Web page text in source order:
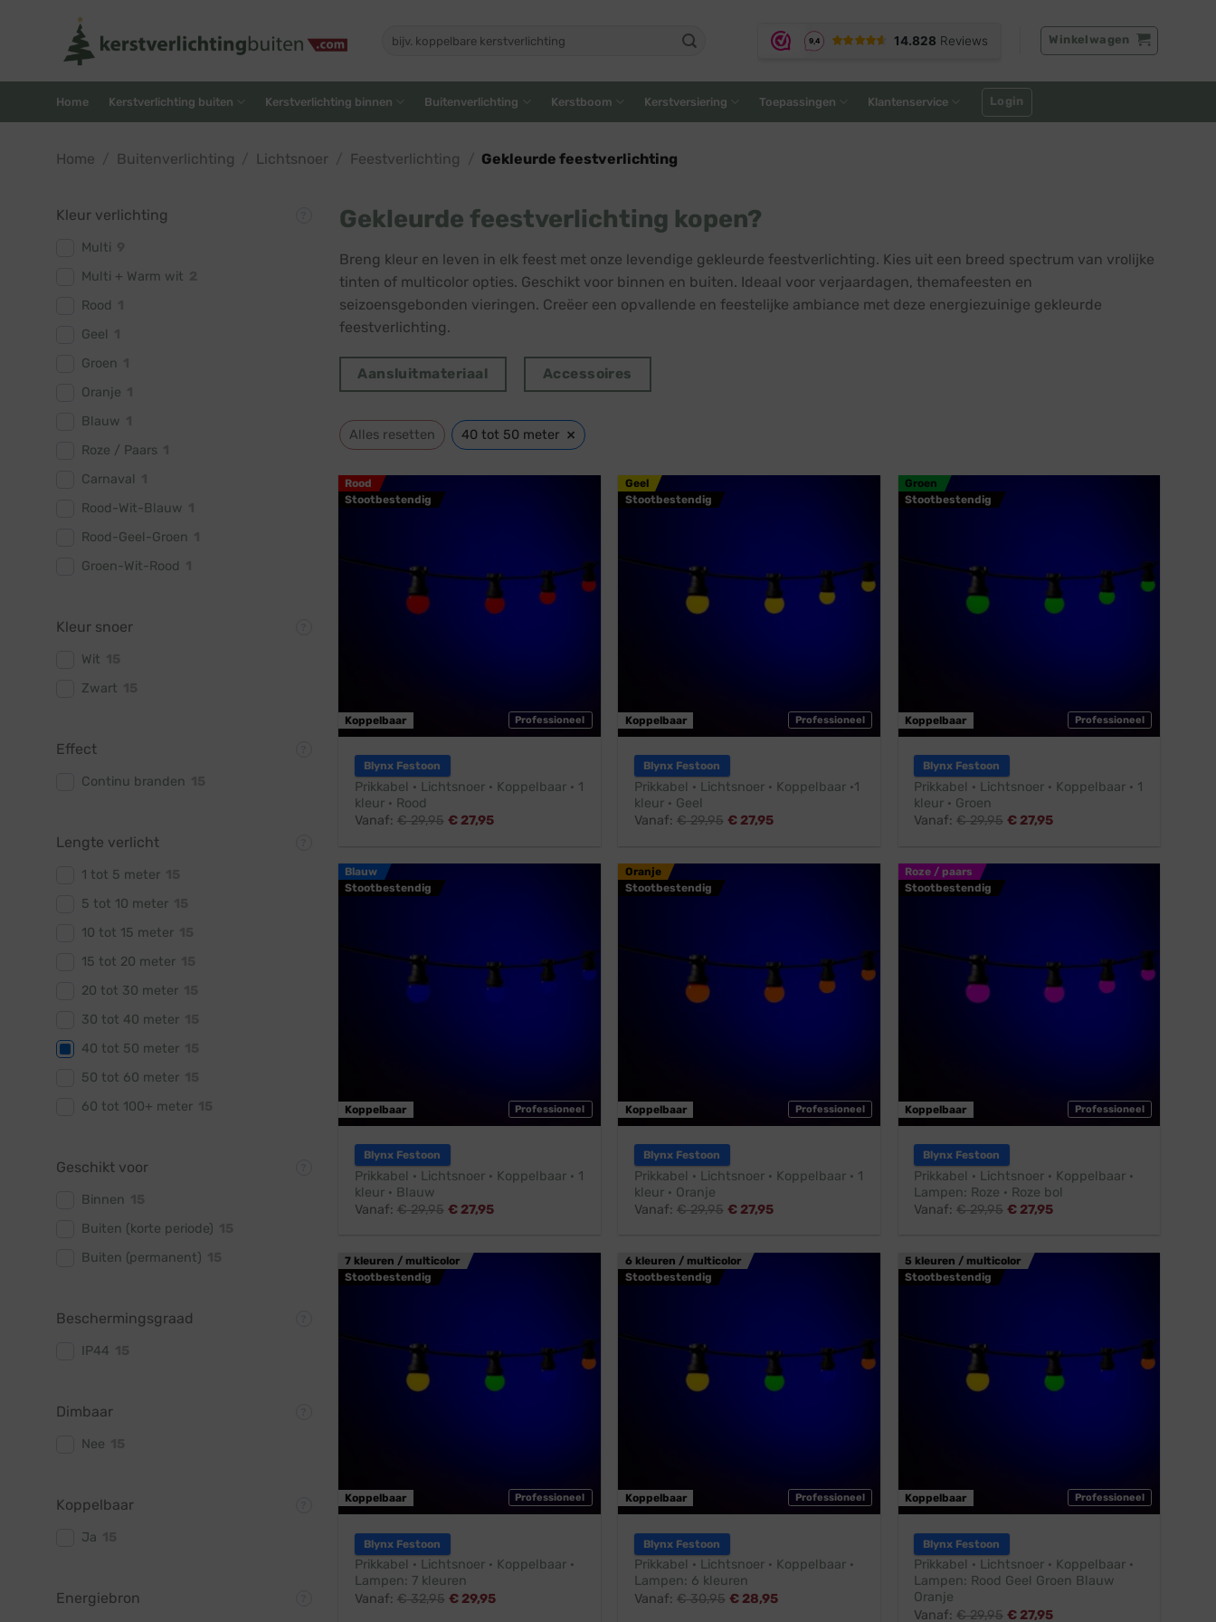
naar:
Winkelwagen
Home Kerstverlichting buiten Kerstverlichting binnen Buitenverlichting Kerstboom Kerstversiering Toepassingen Klantenservice Login
Home Buitenverlichting Lichtsnoer Feestverlichting Gekleurde feestverlichting
Kleur verlichting
Multi
Multi + Warm wit
Rood
Geel
Groen
Oranje
Blauw
Roze / Paars
Carnaval
Rood-Wit-Blauw
Rood-Geel-Groen
Groen-Wit-Rood
Kleur snoer
Wit
Zwart
Effect
Continu branden
Lengte verlicht
1 tot 5 meter
5 tot 10 meter
10 tot 15 meter
15 tot 20 meter
20 tot 30 meter
30 tot 40 meter
40 tot 50 meter
50 tot 60 meter
60 tot 100+ meter
Geschikt voor
Binnen
Buiten (korte periode)
Buiten (permanent)
Beschermingsgraad
IP44
Dimbaar
Nee
Koppelbaar
Ja
Energiebron
Gekleurde feestverlichting kopen?
Breng kleur en leven in elk feest met onze levendige gekleurde feestverlichting. Kies uit een breed spectrum van vrolijke
tinten of multicolor opties. Geschikt voor binnen en buiten. Ideaal voor verjaardagen, themafeesten en
seizoensgebonden vieringen. Creëer een opvallende en feestelijke ambiance met deze energiezuinige gekleurde
feestverlichting.
Aansluitmateriaal Accessoires
Alles resetten 40 tot 50 meter ×
Rood
Stootbestendig
Professioneel
Koppelbaar
Blynx Festoon
Prikkabel · Lichtsnoer · Koppelbaar · 1
kleur · Rood
Vanaf: €29,95 €27,95
Geel
Stootbestendig
Professioneel
Koppelbaar
Blynx Festoon
Prikkabel · Lichtsnoer · Koppelbaar ·1
kleur · Geel
Vanaf: €29,95 € 27,95
Groen
Stootbestendig
Professioneel
Koppelbaar
Blynx Festoon
Prikkabel · Lichtsnoer · Koppelbaar · 1
kleur · Groen
Vanaf: €29,95 € 27,95
Blauw
Stootbestendig
Professioneel
Koppelbaar
Blynx Festoon
Prikkabel · Lichtsnoer · Koppelbaar · 1
kleur · Blauw
Vanaf: €29,95 €27,95
Oranje
Stootbestendig
Professioneel
Koppelbaar
Blynx Festoon
Prikkabel · Lichtsnoer · Koppelbaar · 1
kleur · Oranje
Vanaf: €29,95 € 27,95
Roze / paars
Stootbestendig
Professioneel
Koppelbaar
Blynx Festoon
Prikkabel · Lichtsnoer · Koppelbaar ·
Lampen: Roze · Roze bol
Vanaf: €29,95 € 27,95
7 kleuren / multicolor
Stootbestendig
Professioneel
Koppelbaar
Blynx Festoon
Prikkabel · Lichtsnoer · Koppelbaar ·
Lampen: 7 kleuren
Vanaf: €32,95 €29,95
6 kleuren / multicolor
Stootbestendig
Professioneel
Koppelbaar
Blynx Festoon
Prikkabel · Lichtsnoer · Koppelbaar ·
Lampen: 6 kleuren
Vanaf: €30,95 € 28,95
5 kleuren / multicolor
Stootbestendig
Professioneel
Koppelbaar
Blynx Festoon
Prikkabel · Lichtsnoer · Koppelbaar ·
Lampen: Rood Geel Groen Blauw
Oranje
Vanaf: €29,95 € 27,95